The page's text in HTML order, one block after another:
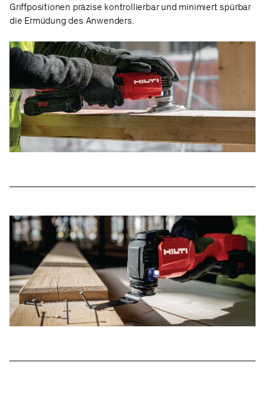
Griffpositionen präzise kontrollierbar und minimiert spürbar
die Ermüdung des Anwenders.